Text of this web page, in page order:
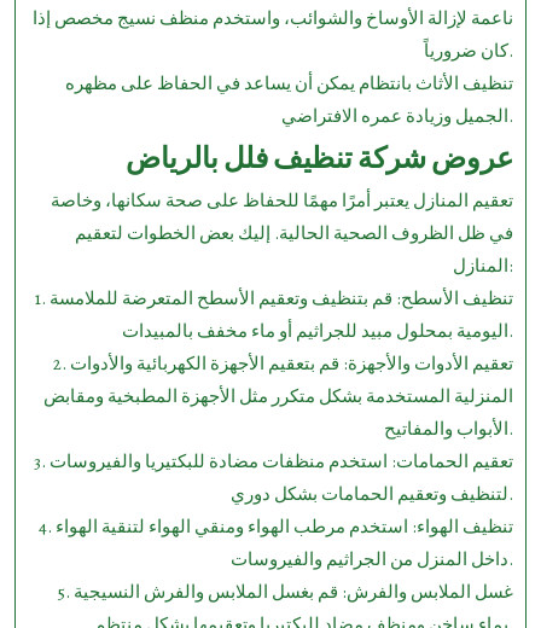
ناعمة لإزالة الأوساخ والشوائب، واستخدم منظف نسيج مخصص إذا
كان ضرورياً.
تنظيف الأثاث بانتظام يمكن أن يساعد في الحفاظ على مظهره
الجميل وزيادة عمره الافتراضي.
عروض شركة تنظيف فلل بالرياض
تعقيم المنازل يعتبر أمرًا مهمًا للحفاظ على صحة سكانها، وخاصة
في ظل الظروف الصحية الحالية. إليك بعض الخطوات لتعقيم
المنازل:
1. تنظيف الأسطح: قم بتنظيف وتعقيم الأسطح المتعرضة للملامسة
اليومية بمحلول مبيد للجراثيم أو ماء مخفف بالمبيدات.
2. تعقيم الأدوات والأجهزة: قم بتعقيم الأجهزة الكهربائية والأدوات
المنزلية المستخدمة بشكل متكرر مثل الأجهزة المطبخية ومقابض
الأبواب والمفاتيح.
3. تعقيم الحمامات: استخدم منظفات مضادة للبكتيريا والفيروسات
لتنظيف وتعقيم الحمامات بشكل دوري.
4. تنظيف الهواء: استخدم مرطب الهواء ومنقي الهواء لتنقية الهواء
داخل المنزل من الجراثيم والفيروسات.
5. غسل الملابس والفرش: قم بغسل الملابس والفرش النسيجية